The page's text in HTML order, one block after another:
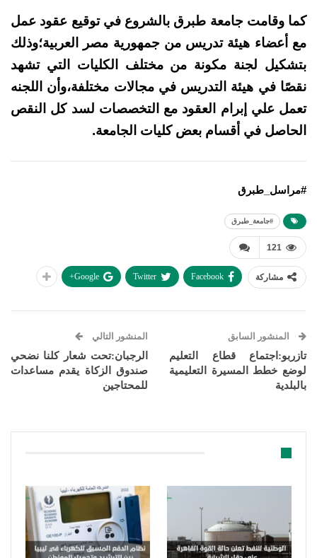
كما وقامت جامعة طبرق بالشروع في توقيع عقود عمل
مع أعضاء هيئة تدريس من جمهورية مصر العربية؛وذلك
بتشكيل لجنة مكونة من مختلف الكليات التي تشهد
نقصًا في هيئة التدريس في مجالات مختلفة،وأن اللجنه
تعمل علي إبرام العقود مع التخصصات لسد كل النقص
الحاصل في أقسام بعض كليات الجامعة.
#مراسل_طبرق
#جامعة_طبرق
121
مشاركة Facebook
Twitter
Google+
المنشور السابق
تازربو:اجتماع قطاع التعليم
لوضع خطط المسيرة التعليمية
بالبلدية
المنشور التالي
الرجبان:تحت شعار كلنا نضحي
صندوق الزكاة يقدم مساعدات
للمحتاجين